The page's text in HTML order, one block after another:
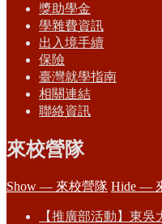
獎助學金
學雜費資訊
出入境手續
保險
臺灣就學指南
相關連結
聯絡資訊
來校營隊
Show — 來校營隊 Hide —
【推廣部活動】東吳